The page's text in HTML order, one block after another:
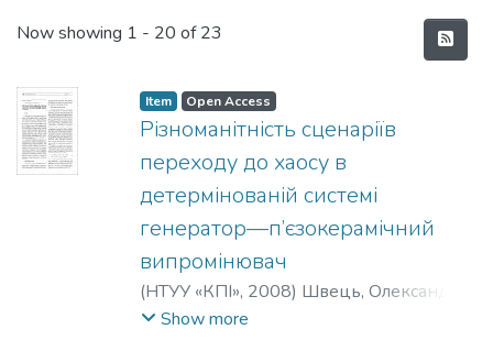
Recent Submissions
Now showing 1 - 20 of 23
Item Open Access
Різноманітність сценаріїв
переходу до хаосу в
детермінованій системі
генератор—п’єзокерамічний
випромінювач
(НТУУ «КПІ», 2008) Швець, Олександр
Юрійович;Печерний, Володимир
Show more